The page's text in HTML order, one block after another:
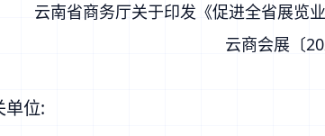
云南省商务厅关于印发《促进全省展览
云商会展〔
单位: